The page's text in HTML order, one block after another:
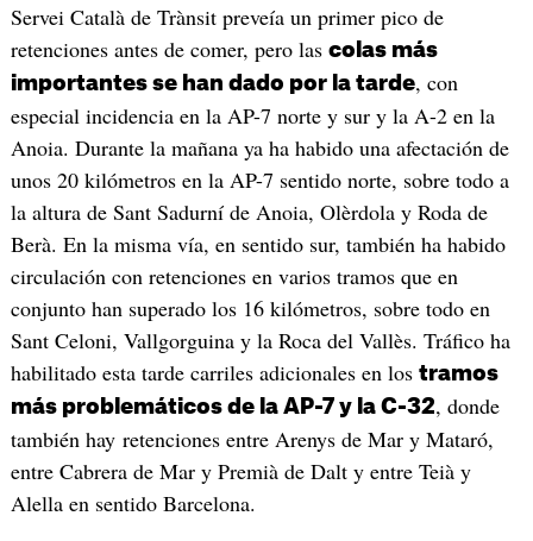
Servei Català de Trànsit preveía un primer pico de
retenciones antes de comer, pero las colas más
importantes se han dado por la tarde, con
especial incidencia en la AP-7 norte y sur y la A-2 en la
Anoia. Durante la mañana ya ha habido una afectación de
unos 20 kilómetros en la AP-7 sentido norte, sobre todo a
la altura de Sant Sadurní de Anoia, Olèrdola y Roda de
Berà. En la misma vía, en sentido sur, también ha habido
circulación con retenciones en varios tramos que en
conjunto han superado los 16 kilómetros, sobre todo en
Sant Celoni, Vallgorguina y la Roca del Vallès. Tráfico ha
habilitado esta tarde carriles adicionales en los tramos
más problemáticos de la AP-7 y la C-32, donde
también hay retenciones entre Arenys de Mar y Mataró,
entre Cabrera de Mar y Premià de Dalt y entre Teià y
Alella en sentido Barcelona.